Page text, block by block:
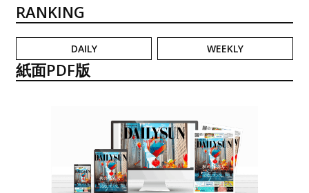
RANKING
DAILY WEEKLY
紙面PDF版